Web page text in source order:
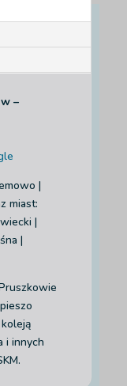
–
|
miast:
|
|
i innych